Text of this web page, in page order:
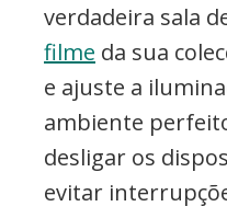
verdadeira sala
filme da sua
e ajuste a
ambiente
desligar os
evitar